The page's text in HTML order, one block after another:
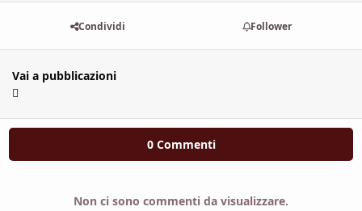
Condividi Follower
Vai a pubblicazioni
0 Commenti
Non ci sono commenti da visualizzare.